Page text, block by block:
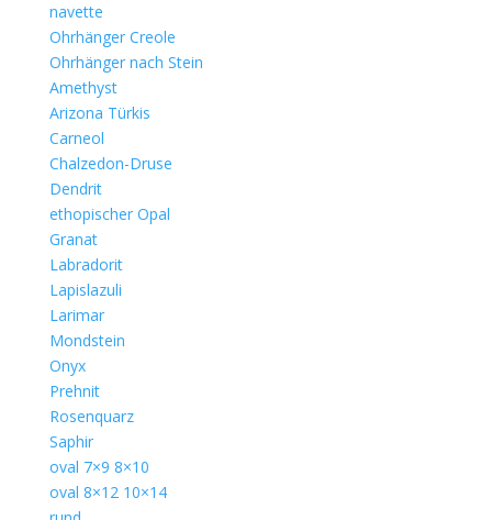
navette
Ohrhänger Creole
Ohrhänger nach Stein
Amethyst
Arizona Türkis
Carneol
Chalzedon-Druse
Dendrit
ethopischer Opal
Granat
Labradorit
Lapislazuli
Larimar
Mondstein
Onyx
Prehnit
Rosenquarz
Saphir
oval 7×9 8×10
oval 8×12 10×14